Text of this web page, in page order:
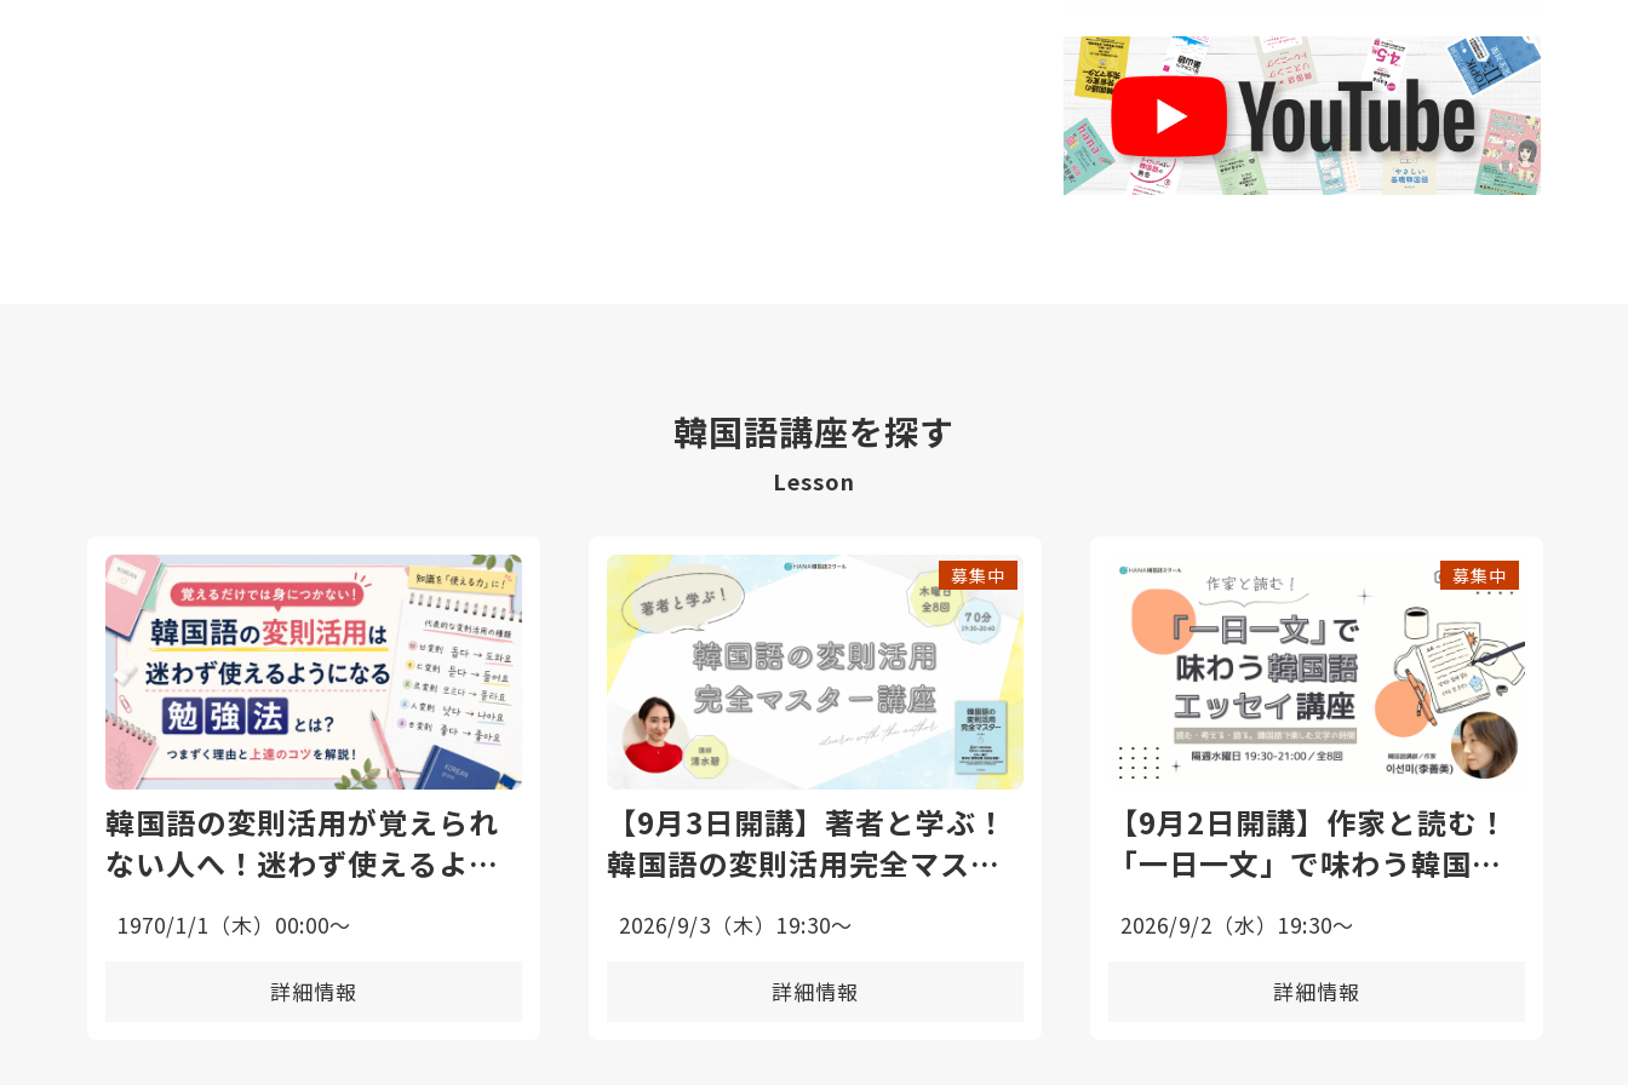
韓国語講座を探す
Lesson
韓国語の変則活用が覚えられ
ない人へ！迷わず使えるよう
1970/1/1（木）00:00〜
詳細情報
募集中
【9月3日開講】著者と学ぶ！
韓国語の変則活用完全マスタ
2026/9/3（木）19:30〜
詳細情報
募集中
【9月2日開講】作家と読む！
「一日一文」で味わう韓国語
2026/9/2（水）19:30〜
詳細情報